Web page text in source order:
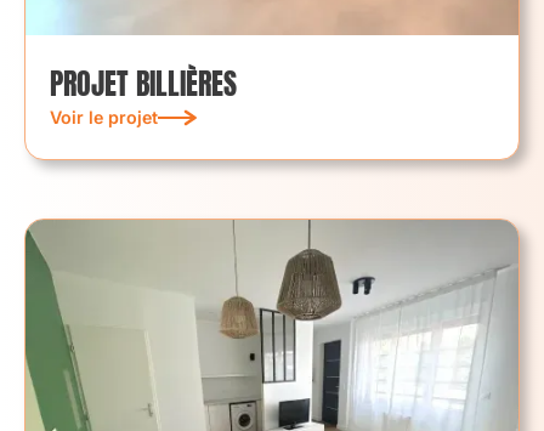
PROJET BILLIÈRES
Voir le projet